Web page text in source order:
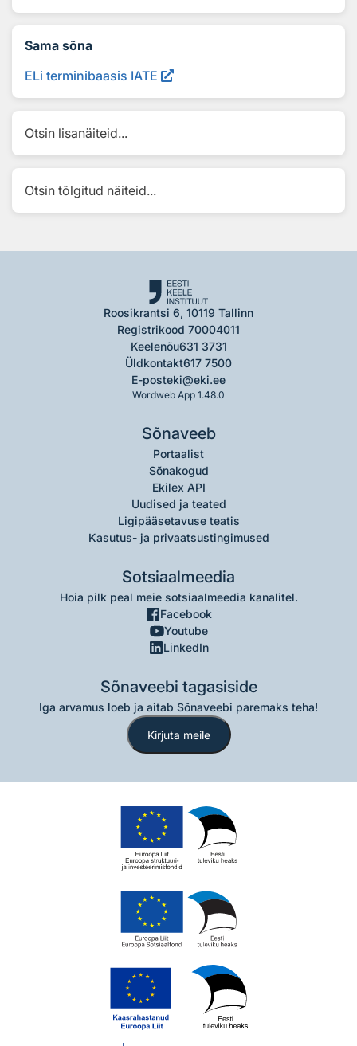
Sama sõna
ELi terminibaasis IATE
Otsin lisanäiteid...
Otsin tõlgitud näiteid...
Roosikrantsi 6, 10119 Tallinn
Registrikood 70004011
Keelenõu631 3731
Üldkontakt617 7500
E-posteki@eki.ee
Wordweb App 1.48.0
Sõnaveeb
Portaalist
Sõnakogud
Ekilex API
Uudised ja teated
Ligipääsetavuse teatis
Kasutus- ja privaatsustingimused
Sotsiaalmeedia
Hoia pilk peal meie sotsiaalmeedia kanalitel.
Facebook
Youtube
LinkedIn
Sõnaveebi tagasiside
Iga arvamus loeb ja aitab Sõnaveebi paremaks teha!
Kirjuta meile